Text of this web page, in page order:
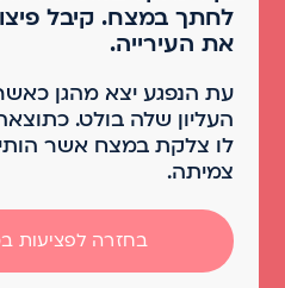
לחתך במצח. קיבל
את העירייה.
עת הנפגע יצא מהגן
העליון שלה בולט.
צמיתה.
בחזרה לפציעות